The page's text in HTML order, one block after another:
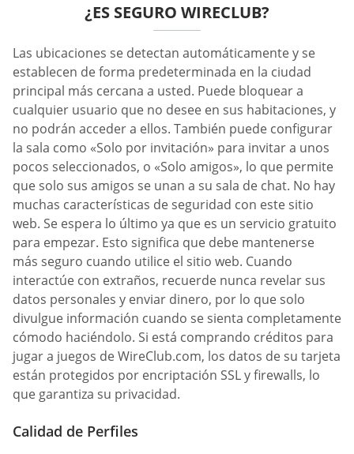
¿ES SEGURO WIRECLUB?
Las ubicaciones se detectan automáticamente y se
establecen de forma predeterminada en la ciudad
principal más cercana a usted. Puede bloquear a
cualquier usuario que no desee en sus habitaciones, y
no podrán acceder a ellos. También puede configurar
la sala como «Solo por invitación» para invitar a unos
pocos seleccionados, o «Solo amigos», lo que permite
que solo sus amigos se unan a su sala de chat. No hay
muchas características de seguridad con este sitio
web. Se espera lo último ya que es un servicio gratuito
para empezar. Esto significa que debe mantenerse
más seguro cuando utilice el sitio web. Cuando
interactúe con extraños, recuerde nunca revelar sus
datos personales y enviar dinero, por lo que solo
divulgue información cuando se sienta completamente
cómodo haciéndolo. Si está comprando créditos para
jugar a juegos de WireClub.com, los datos de su tarjeta
están protegidos por encriptación SSL y firewalls, lo
que garantiza su privacidad.
Calidad de Perfiles